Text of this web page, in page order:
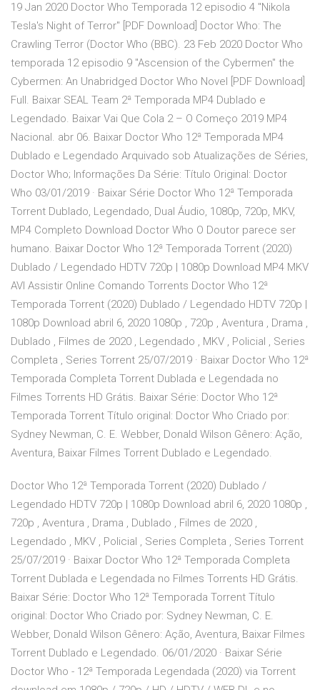
19 Jan 2020 Doctor Who Temporada 12 episodio 4 "Nikola
Tesla's Night of Terror" [PDF Download] Doctor Who: The
Crawling Terror (Doctor Who (BBC). 23 Feb 2020 Doctor Who
temporada 12 episodio 9 "Ascension of the Cybermen" the
Cybermen: An Unabridged Doctor Who Novel [PDF Download]
Full. Baixar SEAL Team 2ª Temporada MP4 Dublado e
Legendado. Baixar Vai Que Cola 2 – O Começo 2019 MP4
Nacional. abr 06. Baixar Doctor Who 12ª Temporada MP4
Dublado e Legendado Arquivado sob Atualizações de Séries,
Doctor Who; Informações Da Série: Título Original: Doctor
Who 03/01/2019 · Baixar Série Doctor Who 12ª Temporada
Torrent Dublado, Legendado, Dual Áudio, 1080p, 720p, MKV,
MP4 Completo Download Doctor Who O Doutor parece ser
humano. Baixar Doctor Who 12ª Temporada Torrent (2020)
Dublado / Legendado HDTV 720p | 1080p Download MP4 MKV
AVI Assistir Online Comando Torrents Doctor Who 12ª
Temporada Torrent (2020) Dublado / Legendado HDTV 720p |
1080p Download abril 6, 2020 1080p , 720p , Aventura , Drama ,
Dublado , Filmes de 2020 , Legendado , MKV , Policial , Series
Completa , Series Torrent 25/07/2019 · Baixar Doctor Who 12ª
Temporada Completa Torrent Dublada e Legendada no
Filmes Torrents HD Grátis. Baixar Série: Doctor Who 12ª
Temporada Torrent Título original: Doctor Who Criado por:
Sydney Newman, C. E. Webber, Donald Wilson Gênero: Ação,
Aventura, Baixar Filmes Torrent Dublado e Legendado.
Doctor Who 12ª Temporada Torrent (2020) Dublado /
Legendado HDTV 720p | 1080p Download abril 6, 2020 1080p ,
720p , Aventura , Drama , Dublado , Filmes de 2020 ,
Legendado , MKV , Policial , Series Completa , Series Torrent
25/07/2019 · Baixar Doctor Who 12ª Temporada Completa
Torrent Dublada e Legendada no Filmes Torrents HD Grátis.
Baixar Série: Doctor Who 12ª Temporada Torrent Título
original: Doctor Who Criado por: Sydney Newman, C. E.
Webber, Donald Wilson Gênero: Ação, Aventura, Baixar Filmes
Torrent Dublado e Legendado. 06/01/2020 · Baixar Série
Doctor Who - 12ª Temporada Legendada (2020) via Torrent